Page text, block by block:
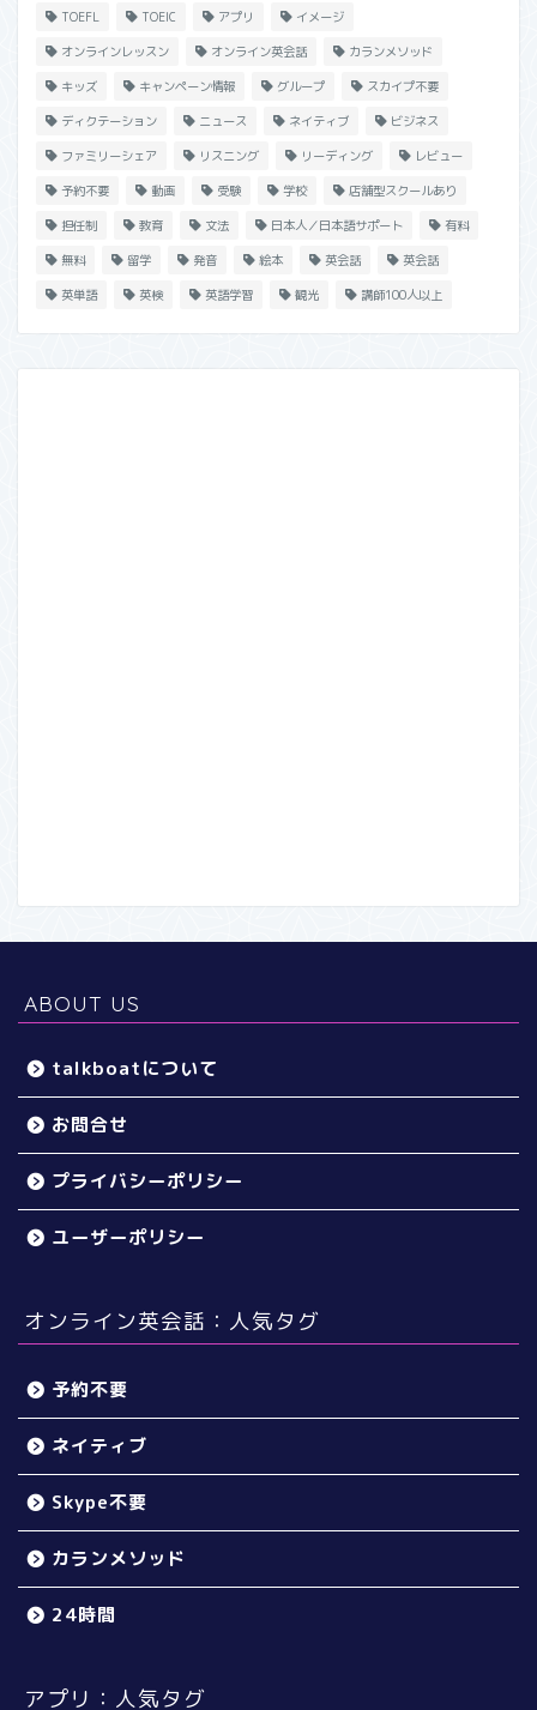
TOEFL TOEIC アプリ イメージ
オンラインレッスン オンライン英会話 カランメソッド
キッズ キャンペーン情報 グループ スカイプ不要
ディクテーション ニュース ネイティブ ビジネス
ファミリーシェア リスニング リーディング レビュー
予約不要 動画 受験 学校 店舗型スクールあり
担任制 教育 文法 日本人／日本語サポート 有料
無料 留学 発音 絵本 英会話 英会話
英単語 英検 英語学習 観光 講師100人以上
ABOUT US
talkboatについて
お問合せ
プライバシーポリシー
ユーザーポリシー
オンライン英会話：人気タグ
予約不要
ネイティブ
Skype不要
カランメソッド
24時間
アプリ：人気タグ